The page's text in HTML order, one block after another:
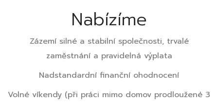
Nabízíme
Zázemí silné a stabilní společnosti, trvalé
zaměstnání a pravidelná výplata
Nadstandardní finanční ohodnocení
Volné víkendy (při práci mimo domov prodloužené 3